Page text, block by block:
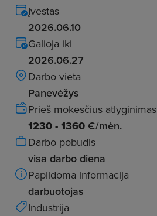
Įvestas
2026.06.10
Galioja iki
2026.06.27
Darbo vieta
Panevėžys
Prieš mokesčius atlyginimas
1230 - 1360 €/mėn.
Darbo pobūdis
visa darbo diena
Papildoma informacija
darbuotojas
Industrija